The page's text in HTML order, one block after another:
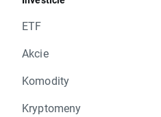
ETF
Akcie
Komodity
Kryptomeny